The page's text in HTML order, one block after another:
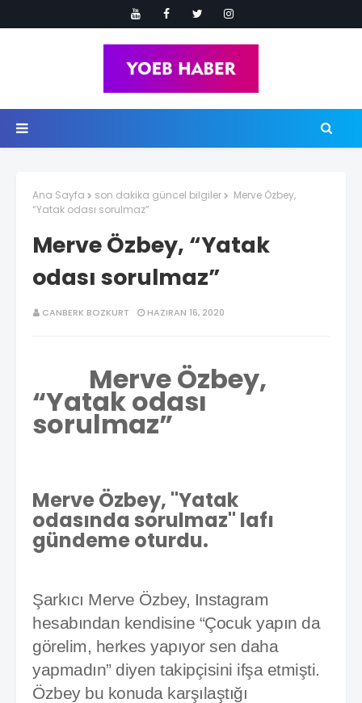
Ana Sayfa son dakika güncel bilgiler
Merve Özbey,
“Yatak odası sorulmaz”
Merve Özbey, “Yatak
odası sorulmaz”
CANBERK BOZKURT HAZIRAN 16, 2020
Merve Özbey,
“Yatak odası
sorulmaz”
Merve Özbey, ''Yatak
odasında sorulmaz'' lafı
gündeme oturdu.
Şarkıcı Merve Özbey, Instagram
hesabından kendisine “Çocuk yapın da
görelim, herkes yapıyor sen daha
yapmadın” diyen takipçisini ifşa etmişti.
Özbey bu konuda karşılaştığı